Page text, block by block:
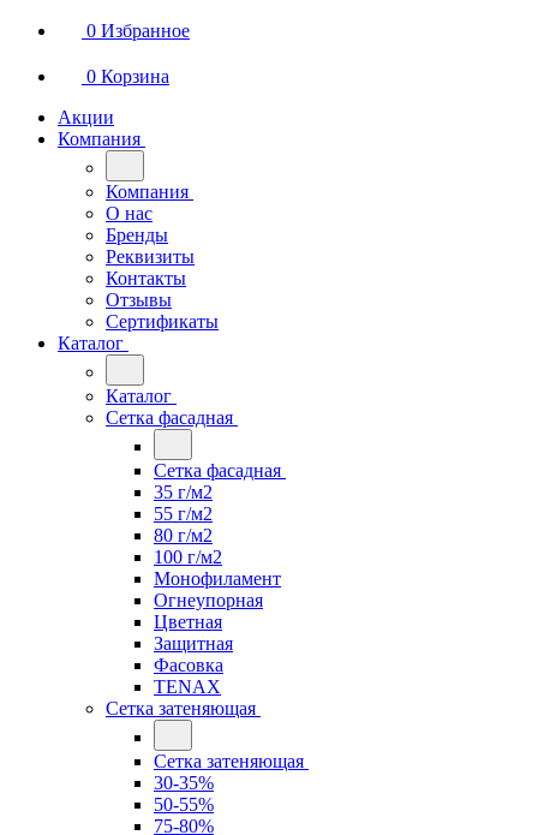
0 Избранное
0 Корзина
Акции
Компания
Компания
О нас
Бренды
Реквизиты
Контакты
Отзывы
Сертификаты
Каталог
Каталог
Сетка фасадная
Сетка фасадная
35 г/м2
55 г/м2
80 г/м2
100 г/м2
Монофиламент
Огнеупорная
Цветная
Защитная
Фасовка
TENAX
Сетка затеняющая
Сетка затеняющая
30-35%
50-55%
75-80%